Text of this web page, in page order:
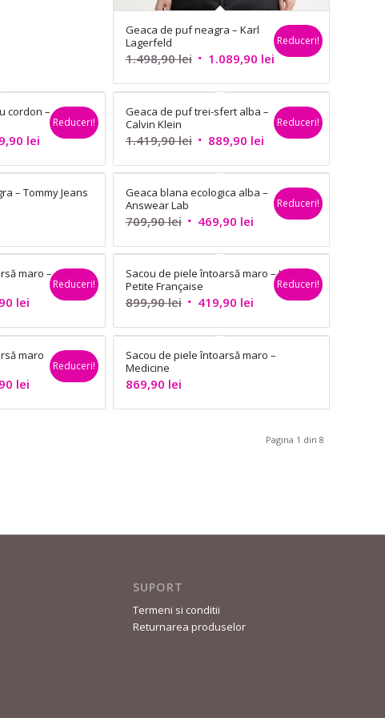
Geaca de puf neagra – Karl
Lagerfeld
1.498,90lei Prețul
a
fost:
1.498,90 lei.
1.089,90 leiPrețul
este:
1.089,90 lei.
Reduceri!
cordon –
leiPrețul
este:
819,90 lei.
Reduceri!
Geaca de puf trei-sfert alba –
Calvin Klein
1.419,90lei Prețul
a
fost:
1.419,90 lei.
889,90 leiPrețul
este:
889,90 lei.
Reduceri!
– Tommy Jeans
Geaca blana ecologica alba –
Answear Lab
709,90lei Prețul
a
fost:
709,90 lei.
469,90 leiPrețul
este:
469,90 lei.
Reduceri!
maro –
lei.
leiPrețul
este:
379,90 lei.
Reduceri!
Sacou de piele întoarsă maro – La
Petite Française
899,90lei Prețul
a
fost:
419,90 leiPrețul
este:
419,90 lei.
Reduceri!
maro
leiPrețul
Reduceri!
Sacou de piele întoarsă maro –
Medicine
869,90 lei
Pagina 1 din 8
SUPORT
Termeni si conditii
Returnarea produselor